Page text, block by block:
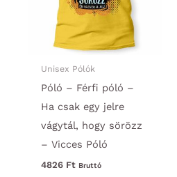
Unisex Pólók
Póló – Férfi póló –
Ha csak egy jelre
vágytál, hogy sörözz
– Vicces Póló
4826 Ft Bruttó